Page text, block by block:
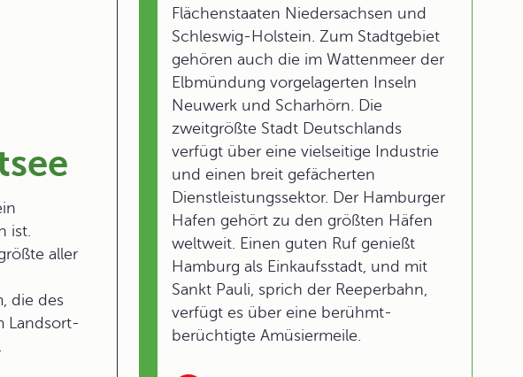
ist.
aller
die des
Landsort-
Flächenstaaten Niedersachsen und
Schleswig-Holstein. Zum Stadtgebiet
gehören auch die im Wattenmeer der
Elbmündung vorgelagerten Inseln
Neuwerk und Scharhörn. Die
zweitgrößte Stadt Deutschlands
verfügt über eine vielseitige Industrie
und einen breit gefächerten
Dienstleistungssektor. Der Hamburger
Hafen gehört zu den größten Häfen
weltweit. Einen guten Ruf genießt
Hamburg als Einkaufsstadt, und mit
Sankt Pauli, sprich der Reeperbahn,
verfügt es über eine berühmt-
berüchtigte Amüsiermeile.